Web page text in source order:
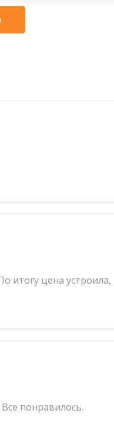
цена
понравилось.